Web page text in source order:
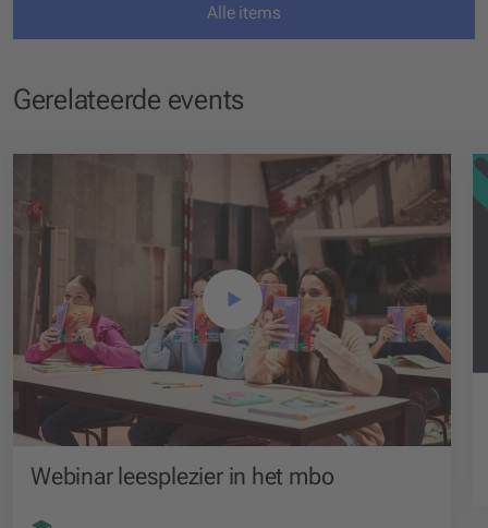
Alle items
Gerelateerde events
Webinar leesplezier in het mbo